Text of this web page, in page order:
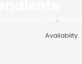
DMX,
Availablity